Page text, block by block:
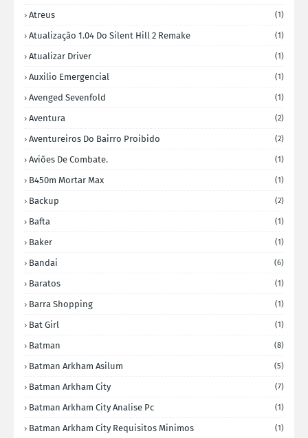
Atreus (1)
Atualização 1.04 Do Silent Hill 2 Remake (1)
Atualizar Driver (1)
Auxilio Emergencial (1)
Avenged Sevenfold (1)
Aventura (2)
Aventureiros Do Bairro Proibido (2)
Aviões De Combate. (1)
B450m Mortar Max (1)
Backup (2)
Bafta (1)
Baker (1)
Bandai (6)
Baratos (1)
Barra Shopping (1)
Bat Girl (1)
Batman (8)
Batman Arkham Asilum (5)
Batman Arkham City (7)
Batman Arkham City Analise Pc (1)
Batman Arkham City Requisitos Minimos (1)